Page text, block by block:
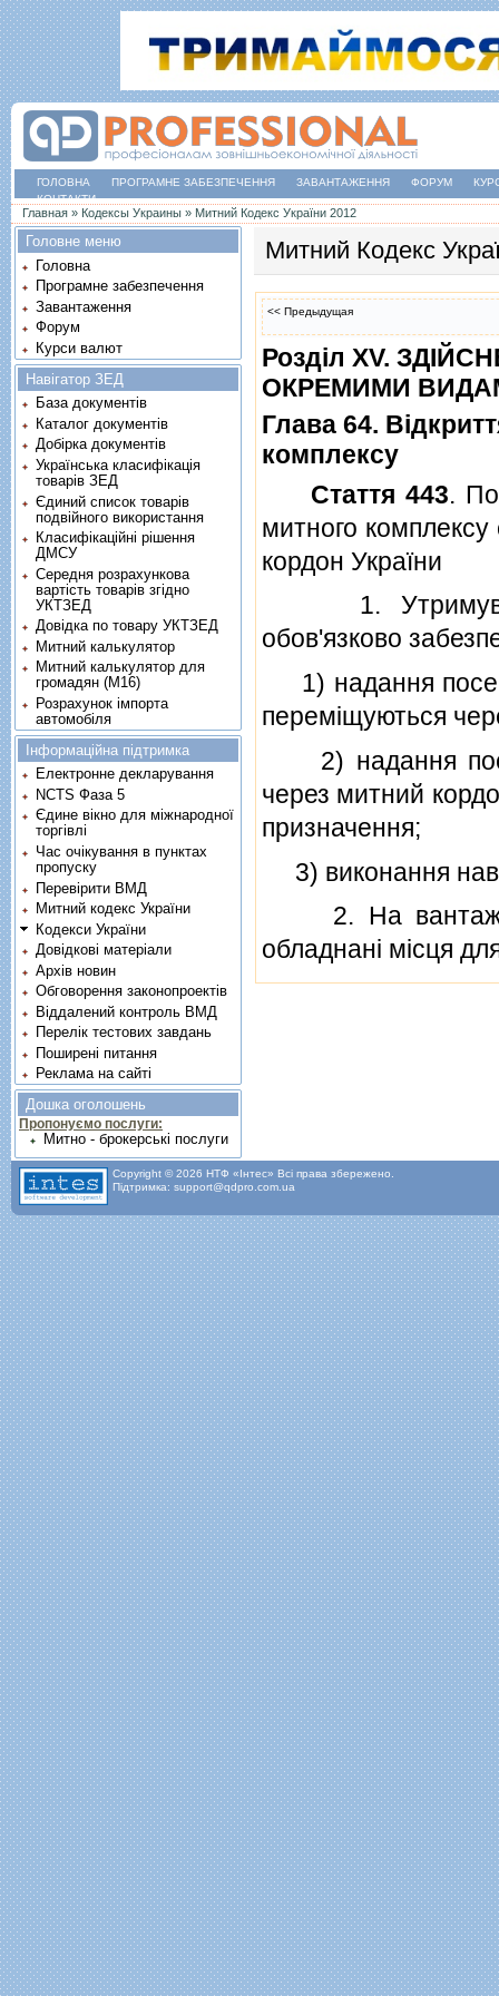
ГОЛОВНА ПРОГРАМНЕ ЗАБЕЗПЕЧЕННЯ ЗАВАНТАЖЕННЯ ФОРУМ
КОНТАКТИ
Ви є тут
Главная » Кодексы Украины » Митний Кодекс України 2012
Митний Кодекс
<< Предыдущая
Роздiл XV.
ОКРЕМИМИ
Глава 64.
комплексу
Стаття 443.
митного
кордон України
1. Утримувач
обов'язково
1) надання
перемiщуються
2) надання
через митний
призначення;
3) виконання
2. На
обладнанi мiсця
Головне меню
Головна
Програмне забезпечення
Завантаження
Форум
Курси валют
Навігатор ЗЕД
База документів
Каталог документів
Добірка документів
Українська класифікація
товарів ЗЕД
Єдиний список товарів
подвійного використання
Класифікаційні рішення
ДМСУ
Середня розрахункова
вартість товарів згідно
УКТЗЕД
Довідка по товару УКТЗЕД
Митний калькулятор
Митний калькулятор для
громадян (М16)
Розрахунок імпорта
автомобіля
Інформаційна підтримка
Електронне декларування
NCTS Фаза 5
Єдине вікно для міжнародної
торгівлі
Час очікування в пунктах
пропуску
Перевірити ВМД
Митний кодекс України
Кодекси України
Довідкові матеріали
Архів новин
Обговорення законопроектів
Віддалений контроль ВМД
Перелік тестових завдань
Поширені питання
Реклама на сайті
Дошка оголошень
Пропонуємо послуги:
Митно - брокерські послуги
Copyright © 2026 НТФ «Інтес» Всі права збережено.
Підтримка: support@qdpro.com.ua